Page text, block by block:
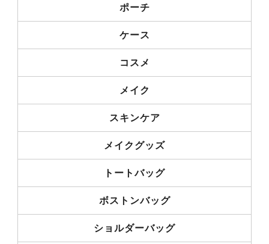
ポーチ
ケース
コスメ
メイク
スキンケア
メイクグッズ
トートバッグ
ボストンバッグ
ショルダーバッグ